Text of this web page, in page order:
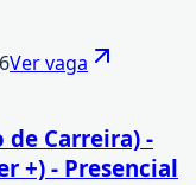
Ver vaga
de Carreira) -
+) - Presencial